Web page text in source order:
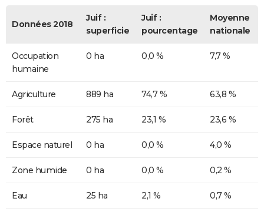
Données 2018
Juif :
superficie
Juif :
pourcentage
Moyenne
nationale
Occupation
humaine
0 ha 0,0 % 7,7 %
Agriculture 889 ha 74,7 % 63,8 %
Forêt 275 ha 23,1 % 23,6 %
Espace naturel 0 ha 0,0 % 4,0 %
Zone humide 0 ha 0,0 % 0,2 %
Eau 25 ha 2,1 % 0,7 %